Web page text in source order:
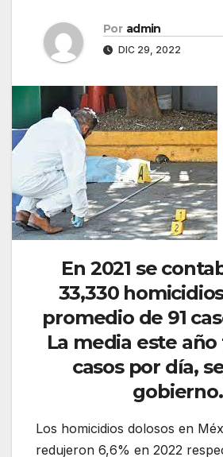
Por admin
DIC 29, 2022
En 2021 se
33,330
promedio de 91
La media este
casos por día,
gobierno.
Los homicidios dolosos en
redujeron 6,6% en 2022